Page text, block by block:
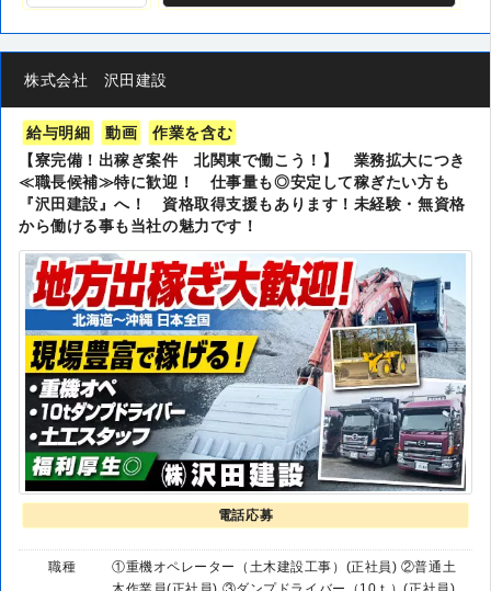
株式会社 沢田建設
給与明細 動画
作業を含む
【寮完備！出稼ぎ案件 北関東で働こう！】 業務拡大につき
≪職長候補≫特に歓迎！ 仕事量も◎安定して稼ぎたい方も
『沢田建設』へ！ 資格取得支援もあります！未経験・無資格
から働ける事も当社の魅力です！
電話応募
職種
①重機オペレーター（土木建設工事）(正社員) ②普通土